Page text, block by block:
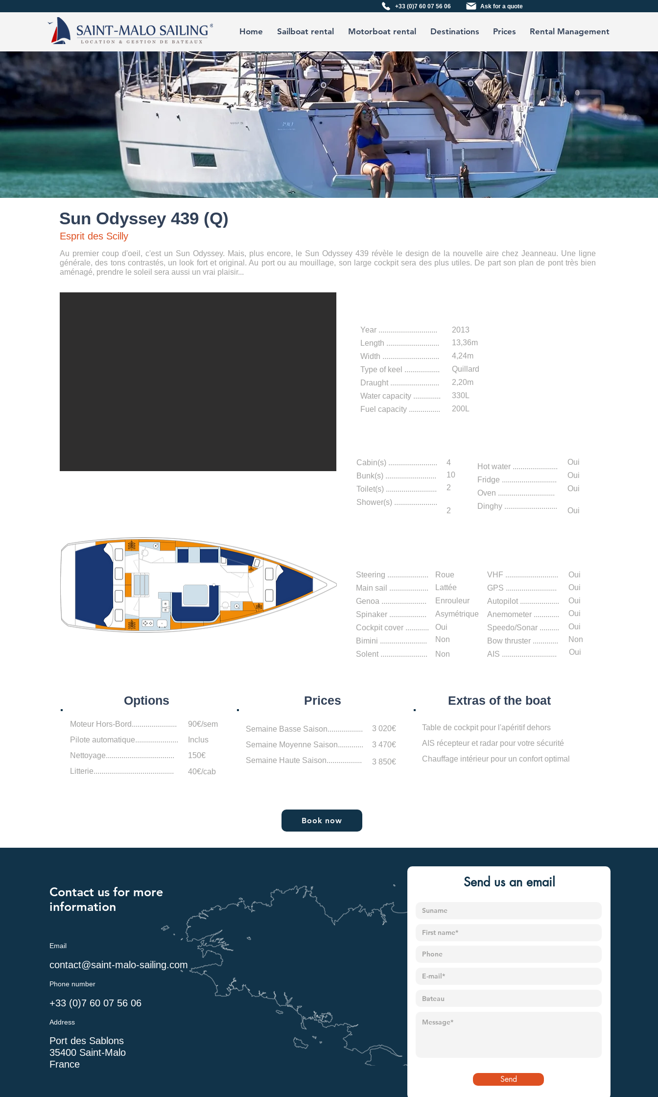
+33 (0)7 60 07 56 06 Ask for a quote
Home Sailboat rental Motorboat rental Destinations Prices Rental Management
Sun Odyssey 439 (Q)
Esprit des Scilly
Au premier coup d'oeil, c'est un Sun Odyssey. Mais, plus encore, le Sun Odyssey 439 révèle le design de la nouvelle aire chez Jeanneau. Une ligne
générale, des tons contrastés, un look fort et original. Au port ou au mouillage, son large cockpit sera des plus utiles. De part son plan de pont très bien
aménagé, prendre le soleil sera aussi un vrai plaisir...
Year ..............................
ength ...........................
Width .............................
Type of keel ..................
Draught .........................
Water capacity ..............
Fuel capacity ................
2013
13,36m
4,24m
Quillard
2,20m
330L
200L
Cabin(s) .........................
Bunk(s) ..........................
Toilet(s) ..........................
Shower(s) ......................
4
10
2
2
Oui
Hot water .......................
Fridge ............................
Oven .............................
Dinghy ...........................
Oui
Oui
Oui
Steering .....................
Main sail ....................
Genoa .......................
Spinaker ...................
Cockpit cover ............
Bimini ........................
Solent ........................
Roue
Lattée
Enrouleur
Asymétrique
Oui
Non
VHF ...........................
GPS ..........................
Autopilot ....................
Anemometer .............
Speedo/Sonar ..........
Bow thruster .............
AIS ............................
Oui
Oui
Oui
Oui
Oui
Non
Non
Oui
Options
Moteur Hors-Bord.......................
Pilote automatique......................
Nettoyage...................................
Litterie.........................................
90€/sem
Inclus
150€
40€/cab
Prices
Semaine Basse Saison..................
Semaine Moyenne Saison.............
Semaine Haute Saison..................
3 020€
3 470€
3 850€
Extras of the boat
Table de cockpit pour l'apéritif dehors
AIS récepteur et radar pour votre sécurité
Chauffage intérieur pour un confort optimal
Book now
Email
contact@saint-malo-sailing.com
Phone number
+33 (0)7 60 07 56 06
Address
Port des Sablons
35400 Saint-Malo
France
Contact us for more
information
Send us an email
Send